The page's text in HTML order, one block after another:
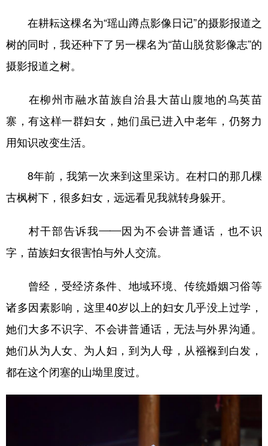
在耕耘这棵名为“瑶山蹲点影像日记”的摄影报道之
树的同时，我还种下了另一棵名为“苗山脱贫影像志”的
摄影报道之树。
在柳州市融水苗族自治县大苗山腹地的乌英苗
寨，有这样一群妇女，她们虽已进入中老年，仍努力
用知识改变生活。
8年前，我第一次来到这里采访。在村口的那几棵
古枫树下，很多妇女，远远看见我就转身躲开。
村干部告诉我——因为不会讲普通话，也不识
字，苗族妇女很害怕与外人交流。
曾经，受经济条件、地域环境、传统婚姻习俗等
诸多因素影响，这里40岁以上的妇女几乎没上过学，
她们大多不识字、不会讲普通话，无法与外界沟通。
她们从为人女、为人妇，到为人母，从襁褓到白发，
都在这个闭塞的山坳里度过。